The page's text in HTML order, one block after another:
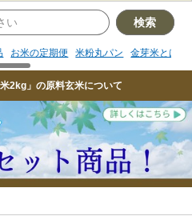
検索
お米の定期便 米粉丸パン 金芽米とは
2kg」の原料玄米について